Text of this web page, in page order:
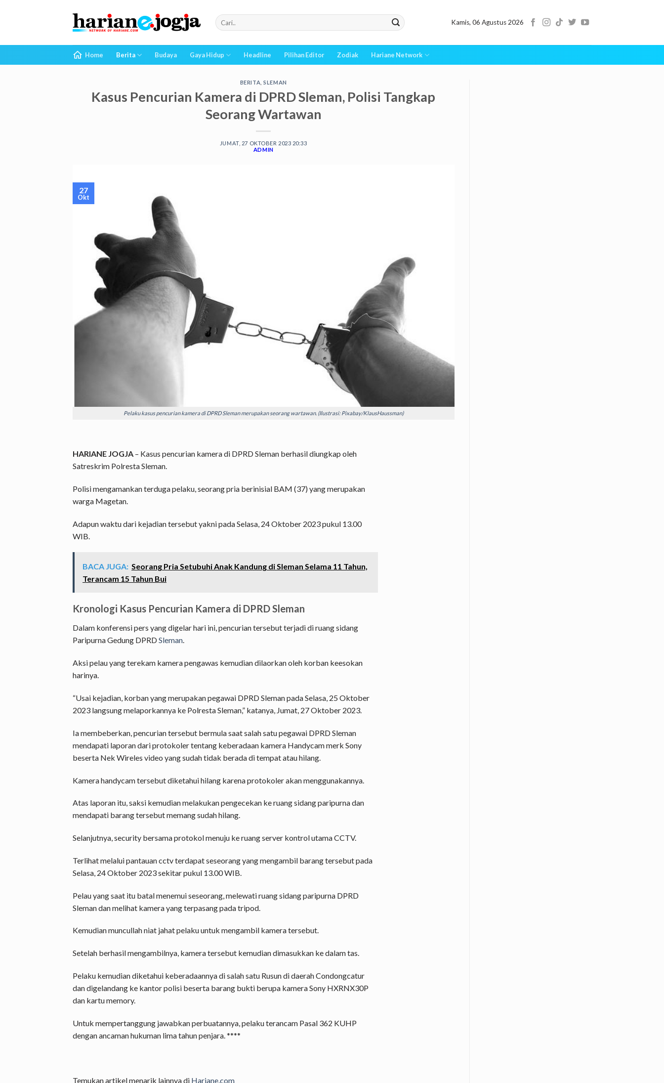
Kamis, 06 Agustus 2026
Home Berita Budaya Gaya Hidup Headline Pilihan Editor Zodiak Hariane Network
BERITA ,SLEMAN
Kasus Pencurian Kamera di DPRD Sleman, Polisi Tangkap
Seorang Wartawan
JUMAT, 27 OKTOBER 2023 20:33
ADMIN
Pelaku kasus pencurian kamera di DPRD Sleman merupakan seorang wartawan. (Ilustrasi: Pixabay/KlausHaussman)
27
Okt
HARIANE JOGJA – Kasus pencurian kamera di DPRD Sleman berhasil diungkap oleh
Satreskrim Polresta Sleman.
Polisi mengamankan terduga pelaku, seorang pria berinisial BAM (37) yang merupakan
warga Magetan.
Adapun waktu dari kejadian tersebut yakni pada Selasa, 24 Oktober 2023 pukul 13.00
WIB.
BACA JUGA: Seorang Pria Setubuhi Anak Kandung di Sleman Selama 11 Tahun,
Terancam 15 Tahun Bui
Kronologi Kasus Pencurian Kamera di DPRD Sleman
Dalam konferensi pers yang digelar hari ini, pencurian tersebut terjadi di ruang sidang
Paripurna Gedung DPRDSleman.
Aksi pelau yang terekam kamera pengawas kemudian dilaorkan oleh korban keesokan
harinya.
“Usai kejadian, korban yang merupakan pegawai DPRD Sleman pada Selasa, 25 Oktober
2023 langsung melaporkannya ke Polresta Sleman,” katanya, Jumat, 27 Oktober 2023.
Ia membeberkan, pencurian tersebut bermula saat salah satu pegawai DPRD Sleman
mendapati laporan dari protokoler tentang keberadaan kamera Handycam merk Sony
beserta Nek Wireles video yang sudah tidak berada di tempat atau hilang.
Kamera handycam tersebut diketahui hilang karena protokoler akan menggunakannya.
Atas laporan itu, saksi kemudian melakukan pengecekan ke ruang sidang paripurna dan
mendapati barang tersebut memang sudah hilang.
Selanjutnya, security bersama protokol menuju ke ruang server kontrol utama CCTV.
Terlihat melalui pantauan cctv terdapat seseorang yang mengambil barang tersebut pada
Selasa, 24 Oktober 2023 sekitar pukul 13.00 WIB.
Pelau yang saat itu batal menemui seseorang, melewati ruang sidang paripurna DPRD
Sleman dan melihat kamera yang terpasang pada tripod.
Kemudian muncullah niat jahat pelaku untuk mengambil kamera tersebut.
Setelah berhasil mengambilnya, kamera tersebut kemudian dimasukkan ke dalam tas.
Pelaku kemudian diketahui keberadaannya di salah satu Rusun di daerah Condongcatur
dan digelandang ke kantor polisi beserta barang bukti berupa kamera Sony HXRNX30P
dan kartu memory.
Untuk mempertanggung jawabkan perbuatannya, pelaku terancam Pasal 362 KUHP
dengan ancaman hukuman lima tahun penjara. ****
Temukan artikel menarik lainnya di Hariane.com